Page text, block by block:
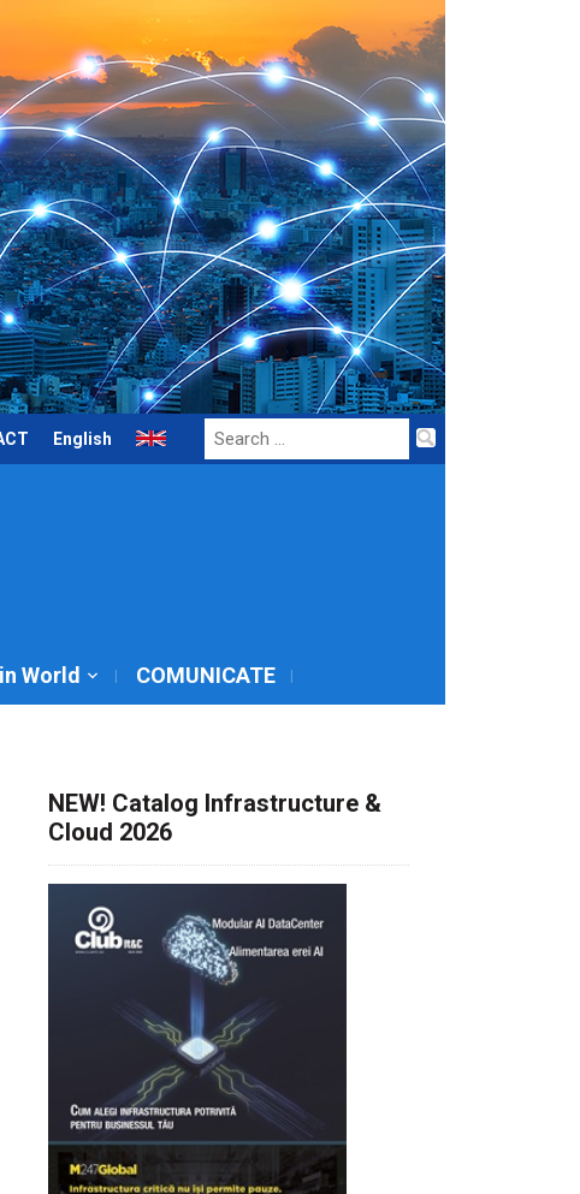
English
Search
for:
World COMUNICATE
NEW! Catalog Infrastructure &
Cloud 2026